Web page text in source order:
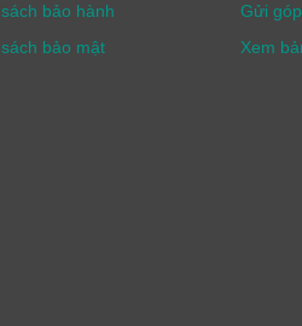
bảo hành
bảo mật
Gửi
Xem